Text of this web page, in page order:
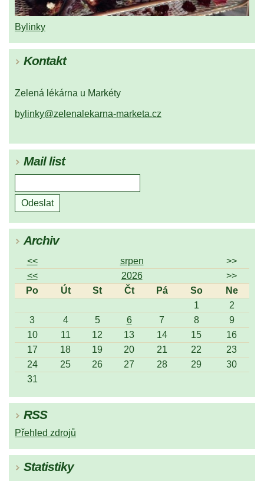
Bylinky
Kontakt
Zelená lékárna u Markéty
bylinky@zelenalekarna-marketa.cz
Mail list
Archiv
<< srpen
>>
<<
2026
>>
Po
Út St Čt Pá So
Ne
1
2
3
4 5 6 7 8
9
10
11 12 13 14 15
16
17
18 19 20 21 22
23
24
25 26 27 28 29
30
31
RSS
Přehled zdrojů
Statistiky